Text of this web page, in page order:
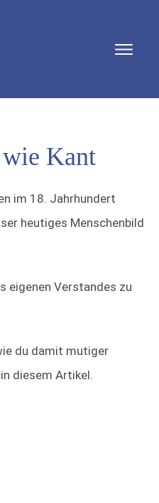
Kant
im 18. Jahrhundert
heutiges Menschenbild
eigenen Verstandes zu
du damit mutiger
diesem Artikel.